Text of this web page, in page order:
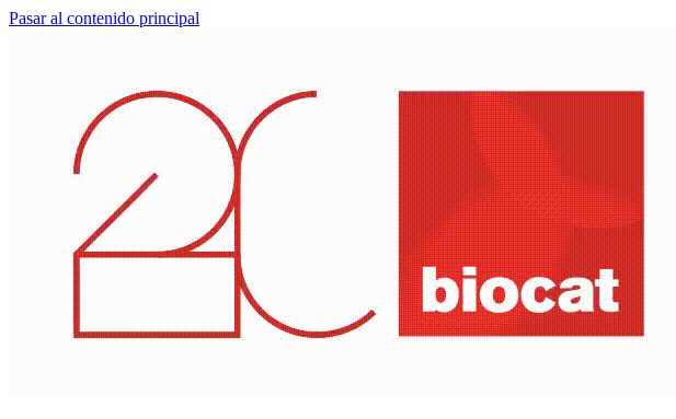
Pasar al contenido principal